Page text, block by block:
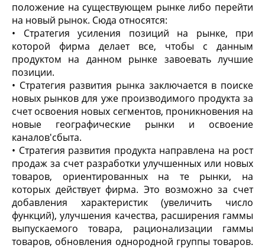
положение на существующем рынке либо перейти
на новый рынок. Сюда относятся:
• Стратегия усиления позиций на рынке, при
которой фирма делает все, чтобы с данным
продуктом на данном рынке завоевать лучшие
позиции.
• Стратегия развития рынка заключается в поиске
новых рынков для уже производимого продукта за
счет освоения новых сегментов, проникновения на
новые географические рынки и освоение
каналов'сбыта.
• Стратегия развития продукта направлена на рост
продаж за счет разработки улучшенных или новых
товаров, ориентированных на те рынки, на
которых действует фирма. Это возможно за счет
добавления характеристик (увеличить число
функций), улучшения качества, расширения гаммы
выпускаемого товара, рационализации гаммы
товаров, обновления однородной группы товаров.